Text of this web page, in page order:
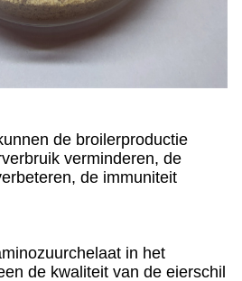
de broilerproductie
verminderen, de
de immuniteit
in het
de kwaliteit van de eierschil